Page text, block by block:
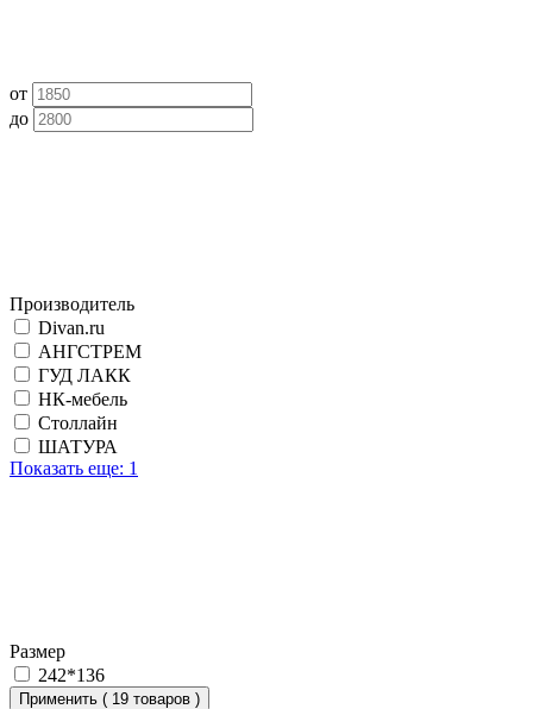
от
до
Производитель
Divan.ru
АНГСТРЕМ
ГУД ЛАКК
НК-мебель
Столлайн
ШАТУРА
Показать еще: 1
Размер
242*136
Применить ( 19 товаров )